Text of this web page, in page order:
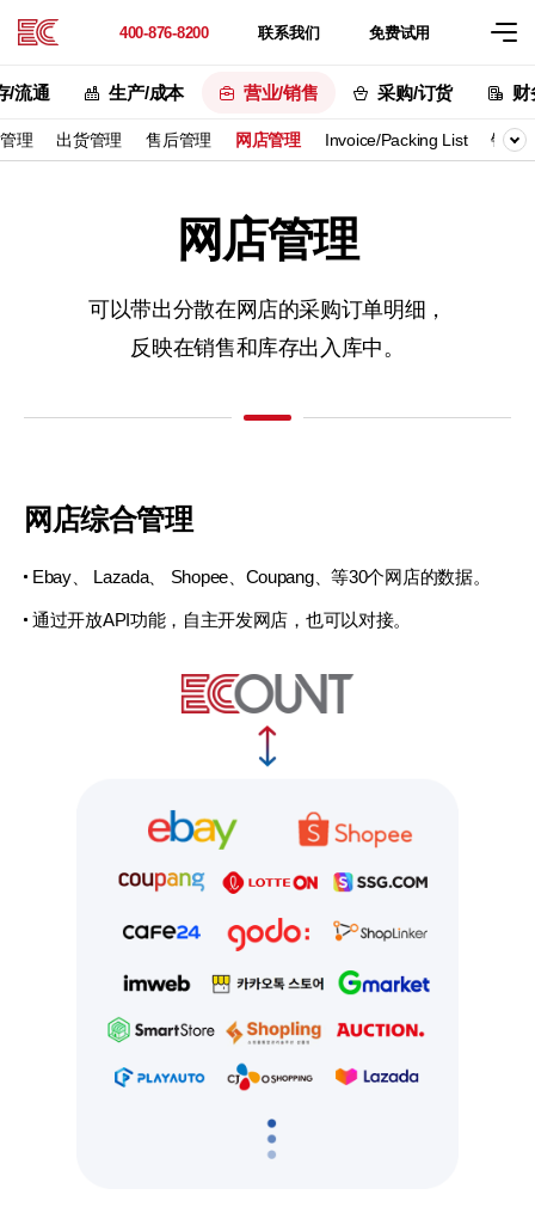
400-876-8200 联系我们 免费试用
/流通 生产/成本 营业/销售 采购/订货 财
理 出货管理 售后管理 网店管理 Invoice/Packing List 销售
网店管理
可以带出分散在网店的采购订单明细，
反映在销售和库存出入库中。
网店综合管理
Ebay、 Lazada、 Shopee、Coupang、等30个网店的数据。
通过开放API功能，自主开发网店，也可以对接。